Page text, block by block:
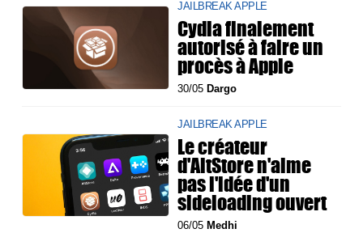
JAILBREAK APPLE
Cydia finalement
autorisé à faire un
procès à Apple
30/05 Dargo
JAILBREAK APPLE
Le créateur
d'AltStore n'aime
pas l'idée d'un
sideloading ouvert
06/05 Medhi